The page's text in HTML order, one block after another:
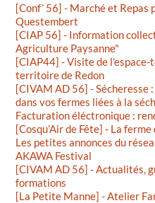
[Conf’ 56] - Marché et Repas
Questembert
[CIAP 56] - Information
Agriculture Paysanne"
[CIAP44] - Visite de
territoire de Redon
[CIVAM AD 56] -
dans vos fermes liées à la
Facturation éléctronique :
[Cosqu’Air de Fête] - La
Les petites annonces du
AKAWA Festival
[CIVAM AD 56] - Actualités,
formations
[La Petite Manne] - Atelier